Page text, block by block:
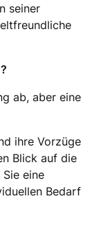
seiner
ab, aber eine
ihre Vorzüge
Blick auf die
eine
Bedarf